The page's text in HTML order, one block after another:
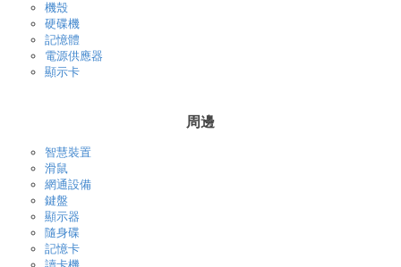
機殼
硬碟機
記憶體
電源供應器
顯示卡
周邊
智慧裝置
滑鼠
網通設備
鍵盤
顯示器
隨身碟
記憶卡